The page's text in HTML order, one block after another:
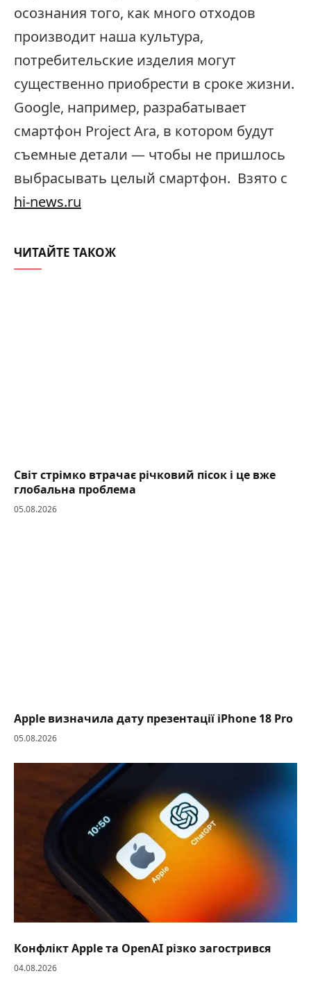
осознания того, как много отходов
производит наша культура,
потребительские изделия могут
существенно приобрести в сроке жизни.
Google, например, разрабатывает
смартфон Project Ara, в котором будут
съемные детали — чтобы не пришлось
выбрасывать целый смартфон. Взято с
hi-news.ru
ЧИТАЙТЕ ТАКОЖ
Світ стрімко втрачає річковий пісок і це вже
глобальна проблема
05.08.2026
Apple визначила дату презентації iPhone 18 Pro
05.08.2026
Конфлікт Apple та OpenAI різко загострився
04.08.2026